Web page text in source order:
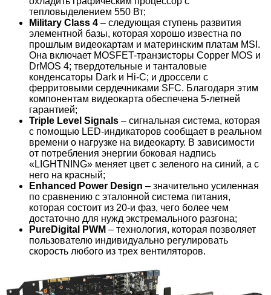
тепловыделением 550 Вт;
Military Class 4 – следующая ступень развития
элементной базы, которая хорошо известна по
прошлым видеокартам и материнским платам MSI.
Она включает MOSFET-транзисторы Copper MOS и
DrMOS 4; твердотельные и танталовые
конденсаторы Dark и Hi-C; и дроссели с
ферритовыми сердечниками SFC. Благодаря этим
компонентам видеокарта обеспечена 5-летней
гарантией;
Triple Level Signals – сигнальная система, которая
с помощью LED-индикаторов сообщает в реальном
времени о нагрузке на видеокарту. В зависимости
от потребления энергии боковая надпись
«LIGHTNING» меняет цвет с зеленого на синий, а с
него на красный;
Enhanced Power Design – значительно усиленная
по сравнению с эталонной система питания,
которая состоит из 20-и фаз, чего более чем
достаточно для нужд экстремального разгона;
PureDigital
PWM – технология, которая позволяет
пользователю индивидуально регулировать
скорость любого из трех вентиляторов.